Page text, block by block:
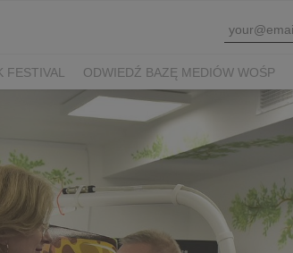
ODWIEDŹ BAZĘ MEDIÓW WOŚP